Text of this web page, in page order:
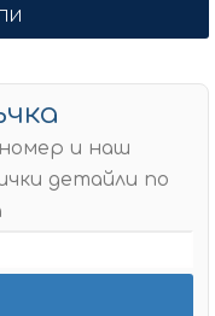
и наш
детайли по